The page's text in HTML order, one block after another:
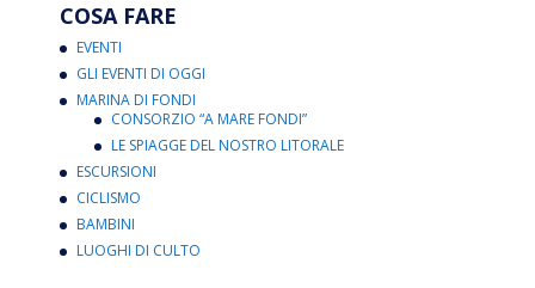
COSA FARE
EVENTI
GLI EVENTI DI OGGI
MARINA DI FONDI
CONSORZIO “A MARE FONDI”
LE SPIAGGE DEL NOSTRO LITORALE
ESCURSIONI
CICLISMO
BAMBINI
LUOGHI DI CULTO